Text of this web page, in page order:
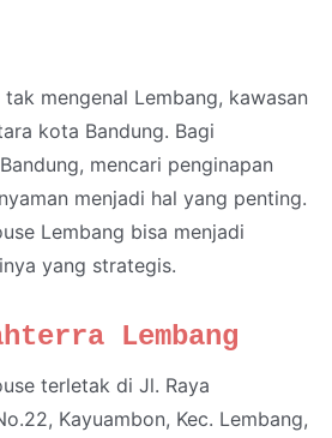
mengenal Lembang, kawasan
kota Bandung. Bagi
mencari penginapan
menjadi hal yang penting.
Lembang bisa menjadi
yang strategis.
Lembang
terletak di Jl. Raya
Kayuambon, Kec. Lembang,